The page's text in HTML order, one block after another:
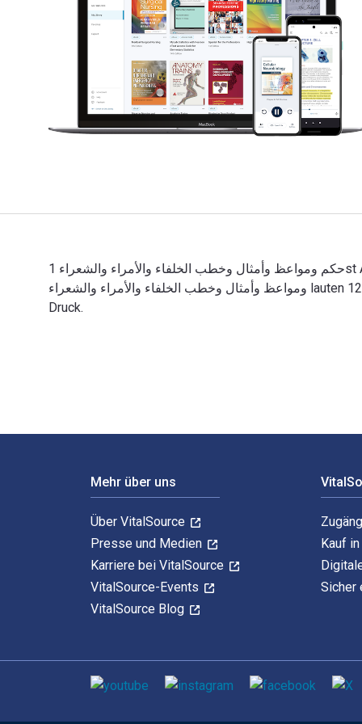
حكم ومواعظ وأمثال وخطب الخلفاء والأمراء والشعراء 1st Auflage verfasst von رجب محمود إبراهيم بخيت und veröffentlicht von Ktab Inc. Die Digital- und eTextbook-ISBNs für حكم
ومواعظ وأمثال وخطب الخلفاء والأمراء والشعراء lauten 12407KTAB und die Druck-ISBNs lauten 12407KTAB. Spare durch digitales Arbeiten mit VitalSource bis zu 80% gegenüber
Druck.
Mehr über uns
Über VitalSource
Presse und Medien
Karriere bei VitalSource
VitalSource-Events
VitalSource Blog
Kauf
Sicher
Sozialen Medien